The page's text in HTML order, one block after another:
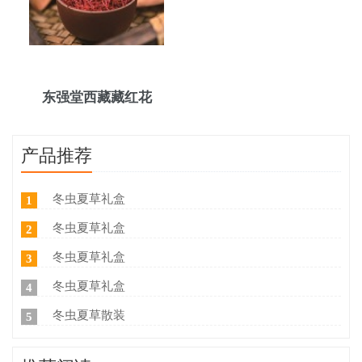
东强堂西藏藏红花
产品推荐
1 冬虫夏草礼盒
2 冬虫夏草礼盒
3 冬虫夏草礼盒
4 冬虫夏草礼盒
5 冬虫夏草散装